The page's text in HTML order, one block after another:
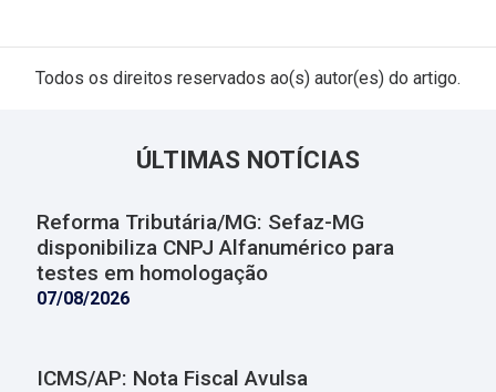
Todos os direitos reservados ao(s) autor(es) do artigo.
ÚLTIMAS NOTÍCIAS
Reforma Tributária/MG: Sefaz-MG
disponibiliza CNPJ Alfanumérico para
testes em homologação
07/08/2026
ICMS/AP: Nota Fiscal Avulsa